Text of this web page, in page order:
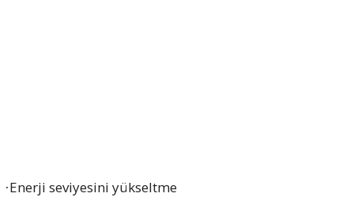
·Enerji seviyesini yükseltme